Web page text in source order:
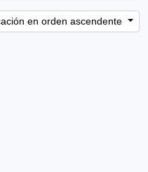
en orden ascendente